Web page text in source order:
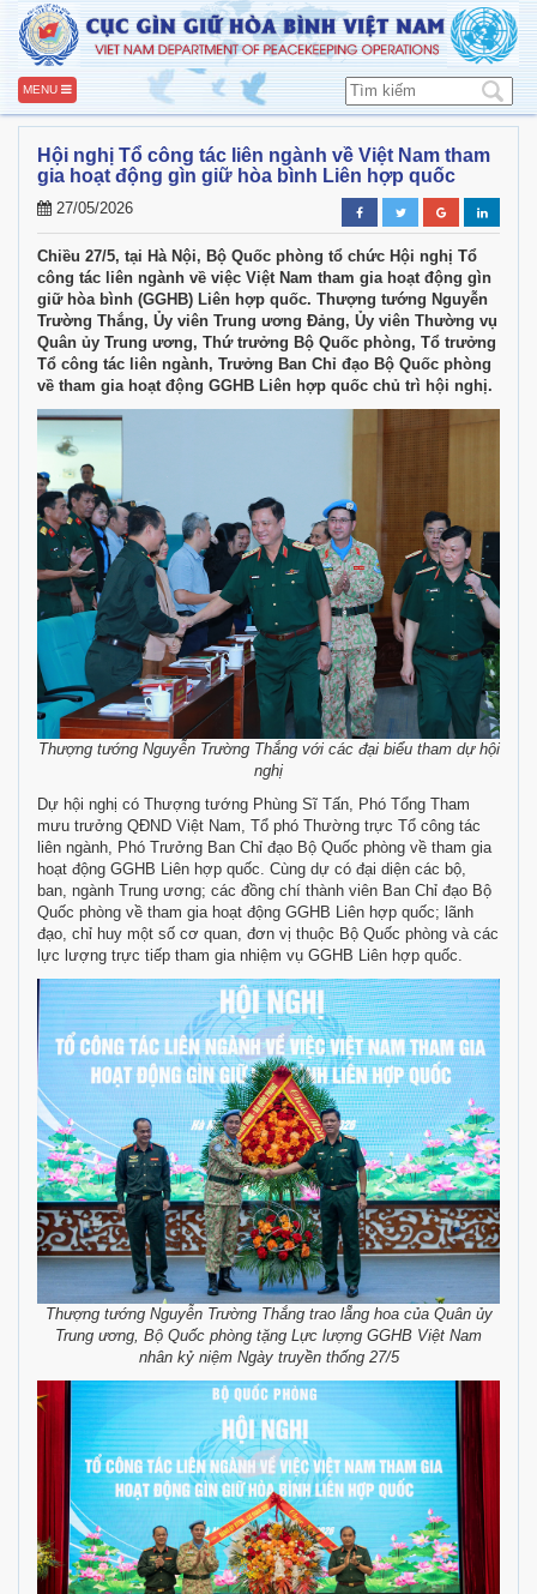
MENU
Hội nghị Tổ công tác liên ngành về Việt Nam tham
gia hoạt động gìn giữ hòa bình Liên hợp quốc
27/05/2026
Chiều 27/5, tại Hà Nội, Bộ Quốc phòng tổ chức Hội nghị Tổ
công tác liên ngành về việc Việt Nam tham gia hoạt động gìn
giữ hòa bình (GGHB) Liên hợp quốc. Thượng tướng Nguyễn
Trường Thắng, Ủy viên Trung ương Đảng, Ủy viên Thường vụ
Quân ủy Trung ương, Thứ trưởng Bộ Quốc phòng, Tổ trưởng
Tổ công tác liên ngành, Trưởng Ban Chỉ đạo Bộ Quốc phòng
về tham gia hoạt động GGHB Liên hợp quốc chủ trì hội nghị.
Thượng tướng Nguyễn Trường Thắng với các đại biểu tham dự hội
nghị
Dự hội nghị có Thượng tướng Phùng Sĩ Tấn, Phó Tổng Tham
mưu trưởng QĐND Việt Nam, Tổ phó Thường trực Tổ công tác
liên ngành, Phó Trưởng Ban Chỉ đạo Bộ Quốc phòng về tham gia
hoạt động GGHB Liên hợp quốc. Cùng dự có đại diện các bộ,
ban, ngành Trung ương; các đồng chí thành viên Ban Chỉ đạo Bộ
Quốc phòng về tham gia hoạt động GGHB Liên hợp quốc; lãnh
đạo, chỉ huy một số cơ quan, đơn vị thuộc Bộ Quốc phòng và các
lực lượng trực tiếp tham gia nhiệm vụ GGHB Liên hợp quốc.
Thượng tướng Nguyễn Trường Thắng trao lẵng hoa của Quân ủy
Trung ương, Bộ Quốc phòng tặng Lực lượng GGHB Việt Nam
nhân kỷ niệm Ngày truyền thống 27/5